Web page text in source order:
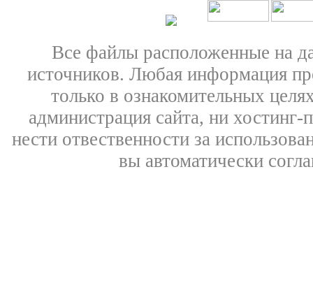
Все файлы расположенные на
источников. Любая информация
только в ознакомительных
администрация сайта, ни
нести отвественности за
вы автоматически